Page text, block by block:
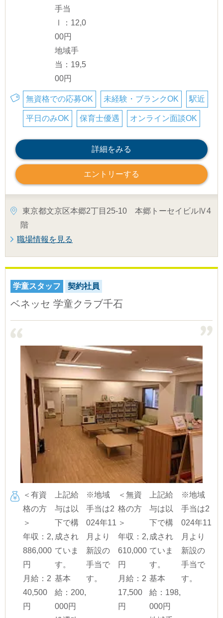
手当
Ⅰ：12,0
00円
地域手
当：19,5
00円
無資格での応募OK 未経験・ブランクOK 駅近
平日のみOK 保育士優遇 オンライン面談OK
詳細をみる
エントリーする
東京都文京区本郷2丁目25-10 本郷トーセイビルⅣ4
階
職場情報を見る
学童スタッフ 契約社員
ベネッセ 学童クラブ千石
＜有資
格の方
＞
年収：2,
886,000
円
月給：2
40,500
円
上記給
与は以
下で構
成され
ていま
す。
基本
給：200,
000円
※地域
手当は2
024年11
月より
新設の
手当で
す。
＜無資
格の方
＞
年収：2,
610,000
円
月給：2
17,500
円
上記給
与は以
下で構
成され
ていま
す。
基本
給：198,
000円
※地域
手当は2
024年11
月より
新設の
手当で
す。